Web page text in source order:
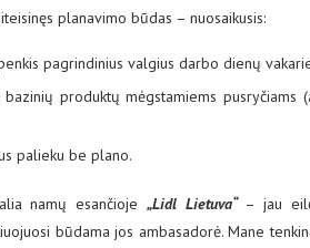
planavimo būdas – nuosaikusis:
pagrindinius valgius darbo dienų
bazinių produktų mėgstamiems pusryčiams
palieku be plano.
namų esančioje „Lidl Lietuva“– jau eilę
būdama jos ambasadorė. Mane